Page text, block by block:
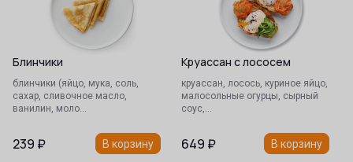
Блинчики
блинчики (яйцо, мука, соль,
сахар, сливочное масло,
ванилин, моло…
239 ₽ В корзину
Круассан с лососем
круассан, лосось, куриное яйцо,
малосольные огурцы, сырный
соус,…
649 ₽ В корзину